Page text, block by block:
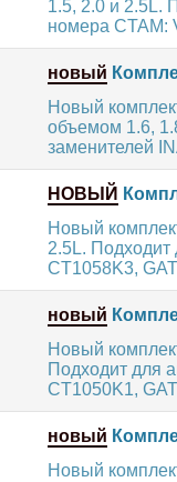
1.5, 2.0 и 2.5L.
номера CTAM:
новый
Новый
объемом 1.6,
заменителей
НОВЫЙ
Новый
2.5L.
CT1058K3,
новый
Новый
Подходит для
CT1050K1,
новый
Новый